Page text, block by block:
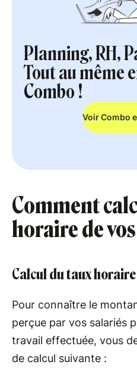
Planning, RH,
Tout au même
Combo !
Voir Combo
Comment
horaire de
Calcul du taux
Pour connaître le
perçue par vos salariés
travail effectuée, vous
de calcul suivante :